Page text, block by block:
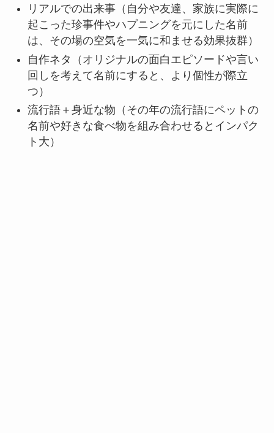
リアルでの出来事（自分や友達、家族に実際に
起こった珍事件やハプニングを元にした名前
は、その場の空気を一気に和ませる効果抜群）
自作ネタ（オリジナルの面白エピソードや言い
回しを考えて名前にすると、より個性が際立
つ）
流行語＋身近な物（その年の流行語にペットの
名前や好きな食べ物を組み合わせるとインパク
ト大）